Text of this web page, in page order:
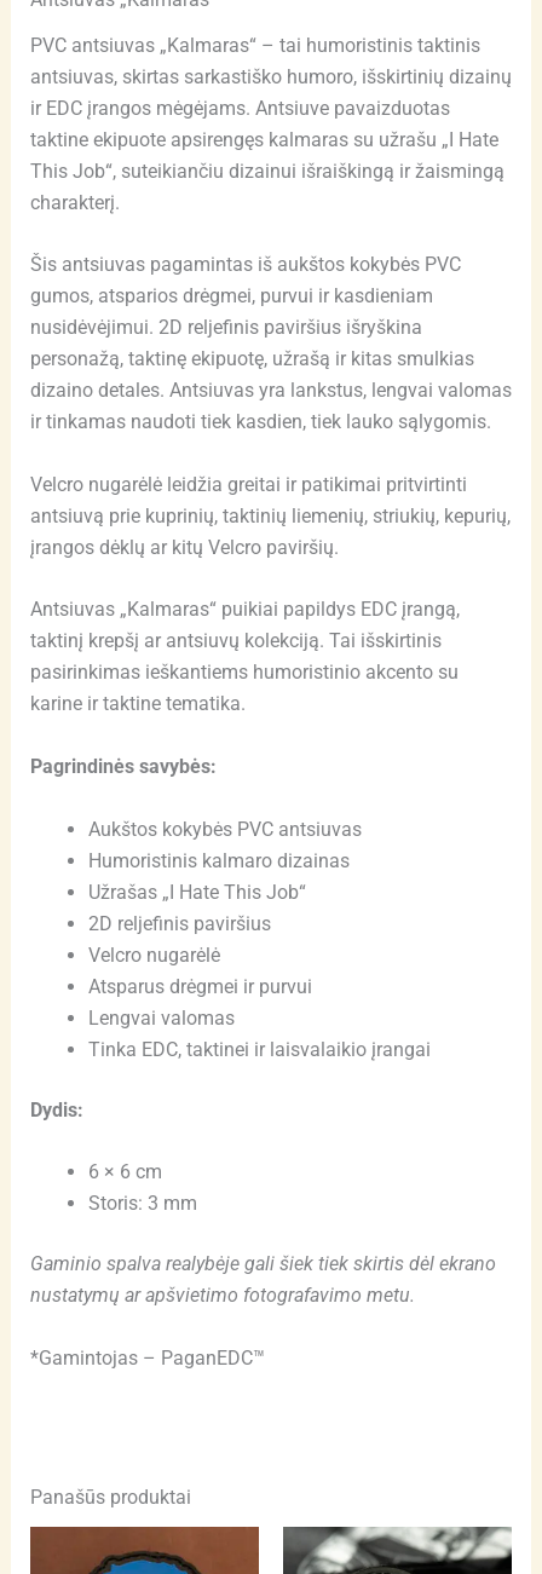
PVC antsiuvas „Kalmaras“ – tai humoristinis taktinis
antsiuvas, skirtas sarkastiško humoro, išskirtinių dizainų
ir EDC įrangos mėgėjams. Antsiuve pavaizduotas
taktine ekipuote apsirengęs kalmaras su užrašu „I Hate
This Job“, suteikiančiu dizainui išraiškingą ir žaismingą
charakterį.
Šis antsiuvas pagamintas iš aukštos kokybės PVC
gumos, atsparios drėgmei, purvui ir kasdieniam
nusidėvėjimui. 2D reljefinis paviršius išryškina
personažą, taktinę ekipuotę, užrašą ir kitas smulkias
dizaino detales. Antsiuvas yra lankstus, lengvai valomas
ir tinkamas naudoti tiek kasdien, tiek lauko sąlygomis.
Velcro nugarėlė leidžia greitai ir patikimai pritvirtinti
antsiuvą prie kuprinių, taktinių liemenių, striukių, kepurių,
įrangos dėklų ar kitų Velcro paviršių.
Antsiuvas „Kalmaras“ puikiai papildys EDC įrangą,
taktinį krepšį ar antsiuvų kolekciją. Tai išskirtinis
pasirinkimas ieškantiems humoristinio akcento su
karine ir taktine tematika.
Pagrindinės savybės:
Aukštos kokybės PVC antsiuvas
Humoristinis kalmaro dizainas
Užrašas „I Hate This Job“
2D reljefinis paviršius
Velcro nugarėlė
Atsparus drėgmei ir purvui
Lengvai valomas
Tinka EDC, taktinei ir laisvalaikio įrangai
Dydis:
6 × 6 cm
Storis: 3 mm
Gaminio spalva realybėje gali šiek tiek skirtis dėl ekrano
nustatymų ar apšvietimo fotografavimo metu.
*Gamintojas – PaganEDC™
Panašūs produktai